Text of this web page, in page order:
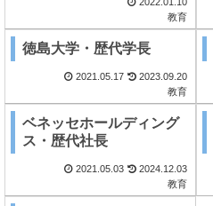
教育
徳島大学・歴代学長
2021.05.17
2023.09.20
教育
ベネッセホールディング
ス・歴代社長
2021.05.03
2024.12.03
教育